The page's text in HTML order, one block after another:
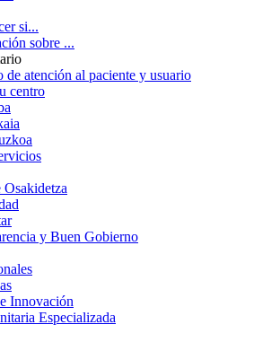
si...
sobre ...
de atención al paciente y usuario
centro
Osakidetza
y Buen Gobierno
Innovación
Especializada